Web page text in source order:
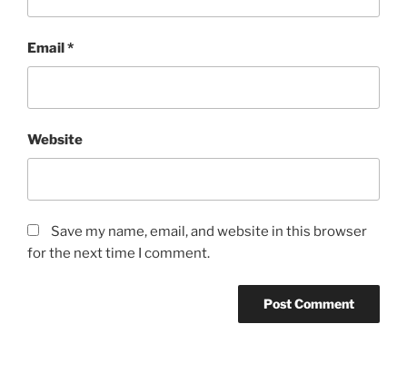
Email*
Website
Save my name, email, and website in this browser
for the next time I comment.